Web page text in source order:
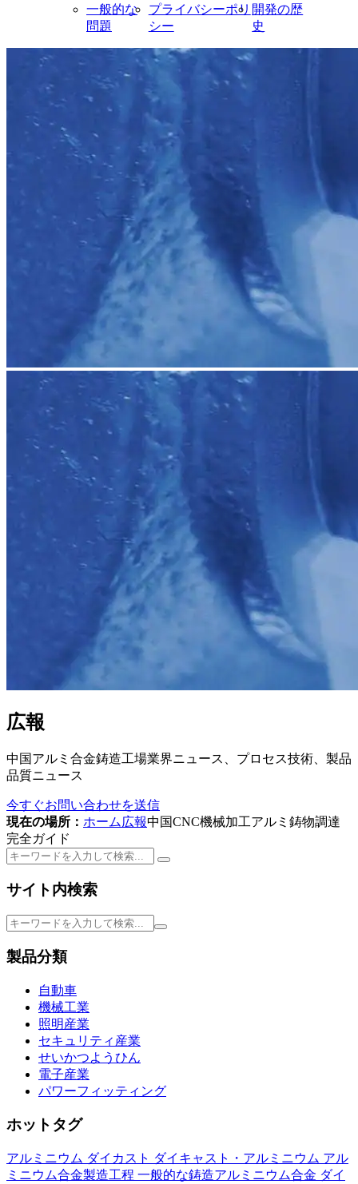
一般的な
問題
プライバシーポリ
シー
開発の歴
史
広報
中国アルミ合金鋳造工場業界ニュース、プロセス技術、製品
品質ニュース
今すぐお問い合わせを送信
現在の場所： ホーム 広報中国CNC機械加工アルミ鋳物調達
完全ガイド
サイト内検索
製品分類
自動車
機械工業
照明産業
セキュリティ産業
せいかつようひん
電子産業
パワーフィッティング
ホットタグ
アルミニウム ダイカスト ダイキャスト・アルミニウム アル
ミニウム合金製造工程 一般的な鋳造アルミニウム合金 ダイ